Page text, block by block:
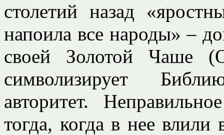
столетий назад
напоила все народы» –
своей Золотой Чаше
символизирует
авторитет.
тогда, когда в нее